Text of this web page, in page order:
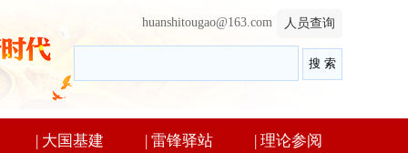
人员查询
huanshitougao@163.com
| 大国基建 | 雷锋驿站 | 理论参阅